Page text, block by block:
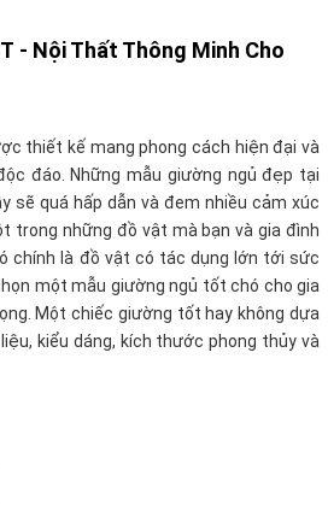
- Nội Thất Thông Minh Cho
thiết kế mang phong cách hiện đại và
đáo. Những mẫu giường ngủ đẹp tại
sẽ quá hấp dẫn và đem nhiều cảm xúc
trong những đồ vật mà bạn và gia đình
chính là đồ vật có tác dụng lớn tới sức
một mẫu giường ngủ tốt chó cho gia
Một chiếc giường tốt hay không dựa
kiểu dáng, kích thước phong thủy và